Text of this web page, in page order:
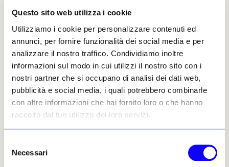
Questo sito web utilizza i cookie
Utilizziamo i cookie per personalizzare contenuti ed
annunci, per fornire funzionalità dei social media e per
analizzare il nostro traffico. Condividiamo inoltre
informazioni sul modo in cui utilizzi il nostro sito con i
nostri partner che si occupano di analisi dei dati web,
pubblicità e social media, i quali potrebbero combinarle
con altre informazioni che hai fornito loro o che hanno
raccolto dal tuo utilizzo dei loro servizi.
delNecessari
(Tco), che dovrebbe avvenire nel maggio
2025. «Una volta che l’edificio sarà completato,
stiamo immaginando un breve periodo (10-14
giorni) da riservare a una programmazione che
sfrutti questa opportunità unica di lavorare con
l’edificio vuoto, ancor privo di opere d’arte», ha
affermato J. Fiona Ragheb, vicedirettrice
per la curatela e le mostre del museo.
Torey Akers
07
A Perugia un convegno sul